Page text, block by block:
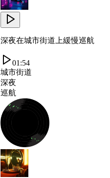
深夜在城市街道上緩慢巡航
01:54
城市街道
深夜
巡航